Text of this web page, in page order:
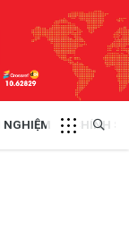
NGHIỆM CHÍNH